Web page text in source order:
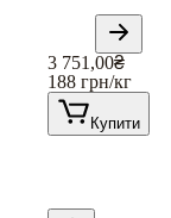
3 751,00₴
188 грн/кг
Купити